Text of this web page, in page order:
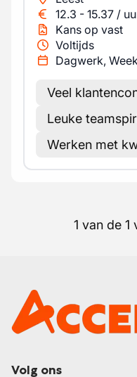
12.3 - 15.37 /
Kans op vast
Voltijds
Dagwerk,
Veel
Leuke
Werken met
1 van de
Volg ons